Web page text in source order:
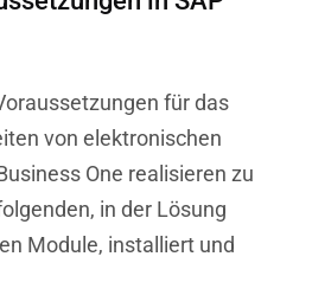
für das
von elektronischen
One realisieren zu
in der Lösung
Module, installiert und